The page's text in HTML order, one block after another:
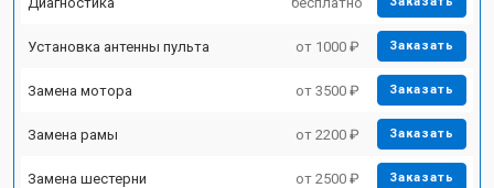
Установка антенны пульта от 1000 ₽ Заказать
Замена мотора от 3500 ₽ Заказать
Замена рамы от 2200 ₽ Заказать
Замена шестерни от 2500 ₽ Заказать